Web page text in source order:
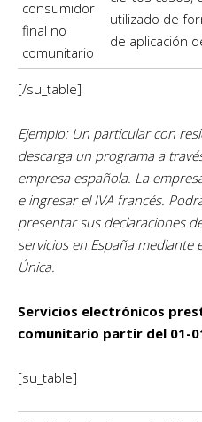
consumidor
final no
comunitario
utilizado de
de aplicación
[/su_table]
Ejemplo: Un particular con
descarga un programa a
empresa española. La
e ingresar el IVA francés.
presentar sus declaraciones
servicios en España mediante
Única.
Servicios electrónicos
comunitario partir del 01-
[su_table]